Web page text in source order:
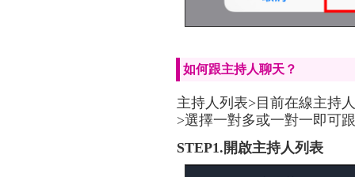
如何跟主持人聊天？
主持人列表>目前在線主持
>選擇一對多或一對一即可
STEP1.開啟主持人列表